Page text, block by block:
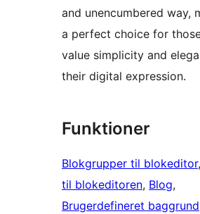
and unencumbered way,
a perfect choice for
value simplicity and
their digital expression.
Funktioner
Blokgrupper til blokeditor,
til blokeditoren, Blog
Brugerdefineret baggrund